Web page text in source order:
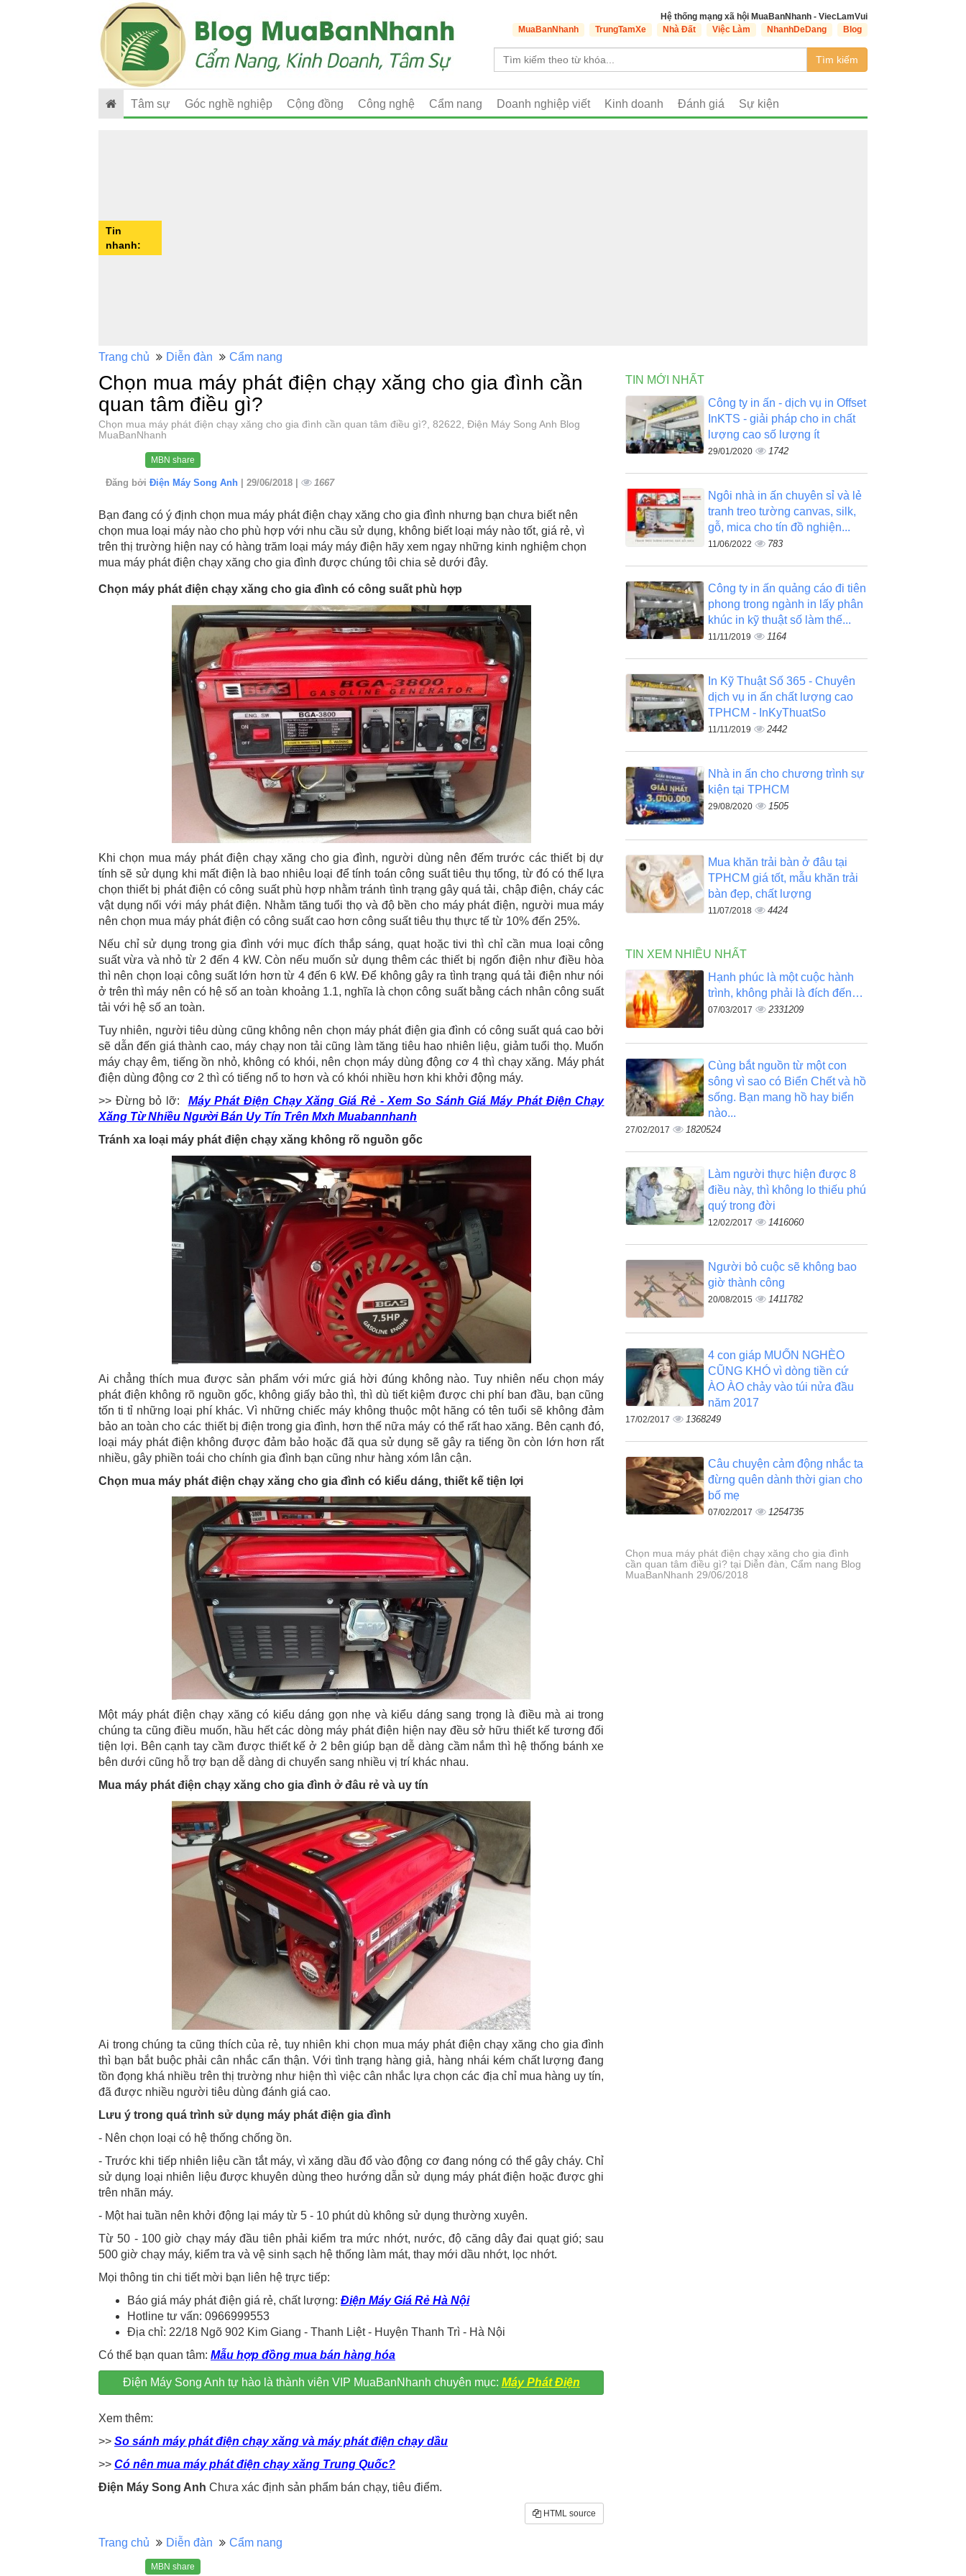
Hệ thống mạng xã hội MuaBanNhanh - ViecLamVui
MuaBanNhanh
TrungTamXe Nhà Đất Việc Làm NhanhDeDang Blog
Tìm kiếm
Tâm sự Góc nghề nghiệp Cộng đồng Công nghệ Cẩm nang Doanh nghiệp viết Kinh doanh Đánh giá Sự kiện
Tin
nhanh:
Trang chủ Diễn đàn Cẩm nang
Chọn mua máy phát điện chạy xăng cho gia đình cần
quan tâm điều gì?
Chọn mua máy phát điện chạy xăng cho gia đình cần quan tâm điều gì?, 82622, Điện Máy Song Anh Blog
MuaBanNhanh
MBN share
Đăng bởi Điện Máy Song Anh | 29/06/2018 | 1667
Bạn đang có ý định chọn mua máy phát điện chạy xăng cho gia đình nhưng bạn chưa biết nên
chọn mua loại máy nào cho phù hợp với nhu cầu sử dụng, không biết loại máy nào tốt, giá rẻ, vì
trên thị trường hiện nay có hàng trăm loại máy máy điện hãy xem ngay những kinh nghiệm chọn
mua máy phát điện chạy xăng cho gia đình được chúng tôi chia sẻ dưới đây.
Chọn máy phát điện chạy xăng cho gia đình có công suất phù hợp
Khi chọn mua máy phát điện chạy xăng cho gia đình, người dùng nên đếm trước các thiết bị dự
tính sẽ sử dụng khi mất điện là bao nhiêu loại để tính toán công suất tiêu thụ tổng, từ đó có thể lựa
chọn thiết bị phát điện có công suất phù hợp nhằm tránh tình trạng gây quá tải, chập điện, cháy các
vật dụng nối với máy phát điện. Nhằm tăng tuổi thọ và độ bền cho máy phát điện, người mua máy
nên chọn mua máy phát điện có công suất cao hơn công suất tiêu thụ thực tế từ 10% đến 25%.
Nếu chỉ sử dụng trong gia đình với mục đích thắp sáng, quạt hoặc tivi thì chỉ cần mua loại công
suất vừa và nhỏ từ 2 đến 4 kW. Còn nếu muốn sử dụng thêm các thiết bị ngốn điện như điều hòa
thì nên chọn loại công suất lớn hơn từ 4 đến 6 kW. Để không gây ra tình trạng quá tải điện như nói
ở trên thì máy nên có hệ số an toàn khoảng 1.1, nghĩa là chọn công suất bằng cách nhân công suất
tải với hệ số an toàn.
Tuy nhiên, người tiêu dùng cũng không nên chọn máy phát điện gia đình có công suất quá cao bởi
sẽ dẫn đến giá thành cao, máy chạy non tải cũng làm tăng tiêu hao nhiên liệu, giảm tuổi thọ. Muốn
máy chạy êm, tiếng ồn nhỏ, không có khói, nên chọn máy dùng động cơ 4 thì chạy xăng. Máy phát
điện dùng động cơ 2 thì có tiếng nổ to hơn và có khói nhiều hơn khi khởi động máy.
>> Đừng bỏ lỡ: Máy Phát Điện Chạy Xăng Giá Rẻ - Xem So Sánh Giá Máy Phát Điện Chạy
Xăng Từ Nhiều Người Bán Uy Tín Trên Mxh Muabannhanh
Tránh xa loại máy phát điện chạy xăng không rõ nguồn gốc
Ai chẳng thích mua được sản phẩm với mức giá hời đúng không nào. Tuy nhiên nếu chọn máy
phát điện không rõ nguồn gốc, không giấy bảo thì, thì dù tiết kiệm được chi phí ban đầu, bạn cũng
tốn ti tỉ những loại phí khác. Vì những chiếc máy không thuộc một hãng có tên tuổi sẽ không đảm
bảo an toàn cho các thiết bị điện trong gia đình, hơn thế nữa máy có thể rất hao xăng. Bên cạnh đó,
loại máy phát điện không được đảm bảo hoặc đã qua sử dụng sẽ gây ra tiếng ồn còn lớn hơn rất
nhiều, gây phiền toái cho chính gia đình bạn cũng như hàng xóm lân cận.
Chọn mua máy phát điện chạy xăng cho gia đình có kiểu dáng, thiết kế tiện lợi
Một máy phát điện chạy xăng có kiểu dáng gọn nhẹ và kiểu dáng sang trọng là điều mà ai trong
chúng ta cũng điều muốn, hầu hết các dòng máy phát điện hiện nay đều sở hữu thiết kế tương đối
tiện lợi. Bên cạnh tay cầm được thiết kế ở 2 bên giúp bạn dễ dàng cầm nắm thì hệ thống bánh xe
bên dưới cũng hỗ trợ bạn dễ dàng di chuyển sang nhiều vị trí khác nhau.
Mua máy phát điện chạy xăng cho gia đình ở đâu rẻ và uy tín
Ai trong chúng ta cũng thích của rẻ, tuy nhiên khi chọn mua máy phát điện chạy xăng cho gia đình
thì bạn bắt buộc phải cân nhắc cẩn thận. Với tình trạng hàng giả, hàng nhái kém chất lượng đang
tồn đọng khá nhiều trên thị trường như hiện thì việc cân nhắc lựa chọn các địa chỉ mua hàng uy tín,
đã được nhiều người tiêu dùng đánh giá cao.
Lưu ý trong quá trình sử dụng máy phát điện gia đình
- Nên chọn loại có hệ thống chống ồn.
- Trước khi tiếp nhiên liệu cần tắt máy, vì xăng dầu đổ vào động cơ đang nóng có thể gây cháy. Chỉ
sử dụng loại nhiên liệu được khuyên dùng theo hướng dẫn sử dụng máy phát điện hoặc được ghi
trên nhãn máy.
- Một hai tuần nên khởi động lại máy từ 5 - 10 phút dù không sử dụng thường xuyên.
Từ 50 - 100 giờ chạy máy đầu tiên phải kiểm tra mức nhớt, nước, độ căng dây đai quạt gió; sau
500 giờ chạy máy, kiểm tra và vệ sinh sạch hệ thống làm mát, thay mới dầu nhớt, lọc nhớt.
Mọi thông tin chi tiết mời bạn liên hệ trực tiếp:
Báo giá máy phát điện giá rẻ, chất lượng: Điện Máy Giá Rẻ Hà Nội
Hotline tư vấn: 0966999553
Địa chỉ: 22/18 Ngõ 902 Kim Giang - Thanh Liệt - Huyện Thanh Trì - Hà Nội
Có thể bạn quan tâm: Mẫu hợp đồng mua bán hàng hóa
Điện Máy Song Anh tự hào là thành viên VIP MuaBanNhanh chuyên mục: Máy Phát Điện
Xem thêm:
>> So sánh máy phát điện chạy xăng và máy phát điện chạy dầu
>> Có nên mua máy phát điện chạy xăng Trung Quốc?
Điện Máy Song Anh Chưa xác định sản phẩm bán chạy, tiêu điểm.
HTML source
Trang chủ Diễn đàn Cẩm nang
MBN share
TIN MỚI NHẤT
Công ty in ấn - dịch vụ in Offset
InKTS - giải pháp cho in chất
lượng cao số lượng ít
29/01/2020 1742
Ngôi nhà in ấn chuyên sỉ và lẻ
tranh treo tường canvas, silk,
gỗ, mica cho tín đồ nghiện...
11/06/2022 783
Công ty in ấn quảng cáo đi tiên
phong trong ngành in lấy phân
khúc in kỹ thuật số làm thế...
11/11/2019 1164
In Kỹ Thuật Số 365 - Chuyên
dịch vụ in ấn chất lượng cao
TPHCM - InKyThuatSo
11/11/2019 2442
Nhà in ấn cho chương trình sự
kiện tại TPHCM
29/08/2020 1505
Mua khăn trải bàn ở đâu tại
TPHCM giá tốt, mẫu khăn trải
bàn đẹp, chất lượng
11/07/2018 4424
TIN XEM NHIỀU NHẤT
Hạnh phúc là một cuộc hành
trình, không phải là đích đến…
07/03/2017 2331209
Cùng bắt nguồn từ một con
sông vì sao có Biển Chết và hồ
sống. Bạn mang hồ hay biển
nào...
27/02/2017 1820524
Làm người thực hiện được 8
điều này, thì không lo thiếu phú
quý trong đời
12/02/2017 1416060
Người bỏ cuộc sẽ không bao
giờ thành công
20/08/2015 1411782
4 con giáp MUỐN NGHÈO
CŨNG KHÓ vì dòng tiền cứ
ÀO ÀO chảy vào túi nửa đầu
năm 2017
17/02/2017 1368249
Câu chuyện cảm động nhắc ta
đừng quên dành thời gian cho
bố mẹ
07/02/2017 1254735
Chọn mua máy phát điện chạy xăng cho gia đình
cần quan tâm điều gì? tại Diễn đàn, Cẩm nang Blog
MuaBanNhanh 29/06/2018